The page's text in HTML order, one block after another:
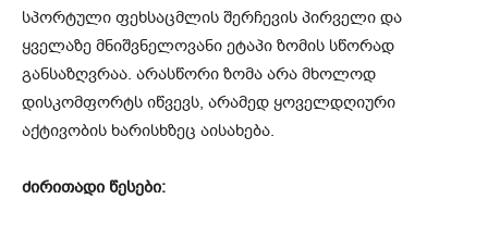
სპორტული ფეხსაცმლის შერჩევის პირველი და
ყველაზე მნიშვნელოვანი ეტაპი ზომის სწორად
განსაზღვრაა. არასწორი ზომა არა მხოლოდ
დისკომფორტს იწვევს, არამედ ყოველდღიური
აქტივობის ხარისხზეც აისახება.
ძირითადი წესები: